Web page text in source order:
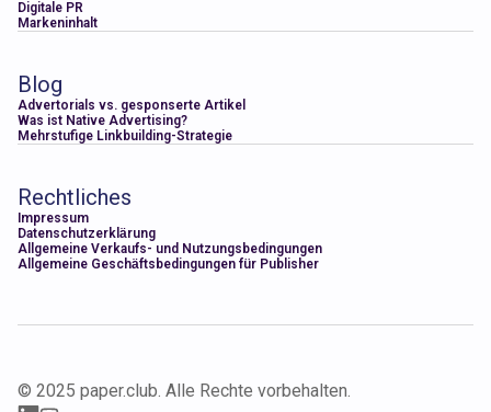
Digitale PR
Markeninhalt
Blog
Advertorials vs. gesponserte Artikel
Was ist Native Advertising?
Mehrstufige Linkbuilding-Strategie
Rechtliches
Impressum
Datenschutzerklärung
Allgemeine Verkaufs- und Nutzungsbedingungen
Allgemeine Geschäftsbedingungen für Publisher
© 2025 paper.club. Alle Rechte vorbehalten.